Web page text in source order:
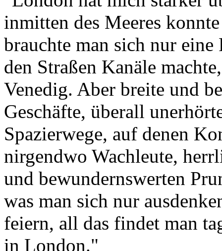
inmitten des Meeres
brauchte man sich nur
den Straßen Kanäle
Venedig. Aber breite und
Geschäfte, überall
Spazierwege, auf denen
nirgendwo Wachleute,
und bewundernswerten
was man sich nur
feiern, all das findet man
in London."